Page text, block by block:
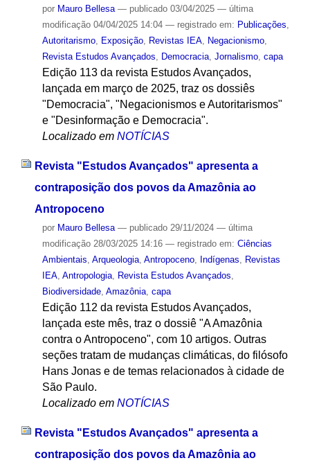
por Mauro Bellesa — publicado03/04/2025 — última
modificação04/04/2025 14:04 — registrado em: Publicações,
Autoritarismo, Exposição, Revistas IEA, Negacionismo,
Revista Estudos Avançados, Democracia, Jornalismo, capa
Edição 113 da revista Estudos Avançados,
lançada em março de 2025, traz os dossiês
"Democracia", "Negacionismos e Autoritarismos"
e "Desinformação e Democracia".
Localizado em NOTÍCIAS
Revista "Estudos Avançados" apresenta a
contraposição dos povos da Amazônia ao
Antropoceno
por Mauro Bellesa — publicado29/11/2024 — última
modificação28/03/2025 14:16 — registrado em: Ciências
Ambientais Arqueologia, Antropoceno, Indígenas
Revistas
IEA, Antropologia, Revista Estudos Avançados
Biodiversidade, Amazônia, capa
Edição 112 da revista Estudos Avançados,
lançada este mês, traz o dossiê "A Amazônia
contra o Antropoceno", com 10 artigos. Outras
seções tratam de mudanças climáticas, do filósofo
Hans Jonas e de temas relacionados à cidade de
São Paulo.
Localizado em NOTÍCIAS
Revista "Estudos Avançados" apresenta a
contraposição dos povos da Amazônia ao